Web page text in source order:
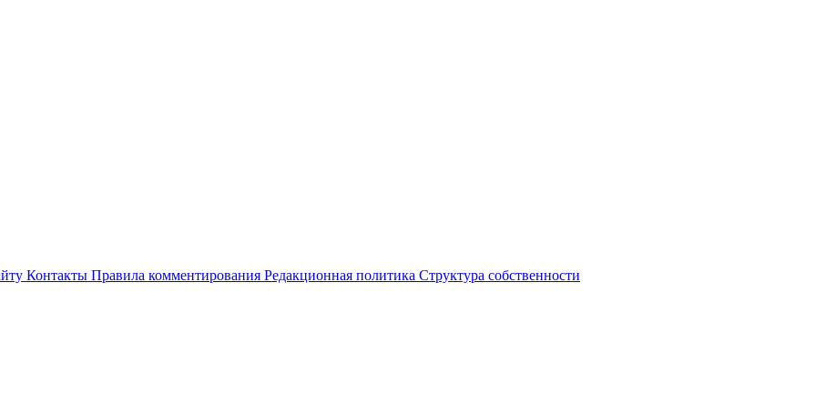
Контакты Правила комментирования Редакционная политика Структура собственности